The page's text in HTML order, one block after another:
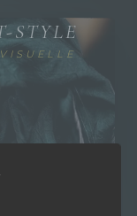
–
STYLE
STYLE